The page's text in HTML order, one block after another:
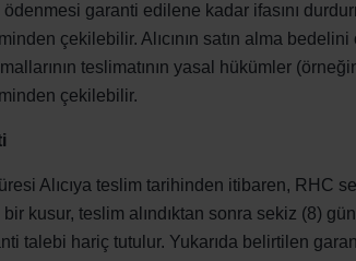
garanti edilene kadar ifasını
çekilebilir. Alıcının satın alma
mallarının teslimatının yasal hükümler
çekilebilir.
Alıcıya teslim tarihinden itibaren, RHC
kusur, teslim alındıktan sonra sekiz (8)
talebi hariç tutulur. Yukarıda belirtilen